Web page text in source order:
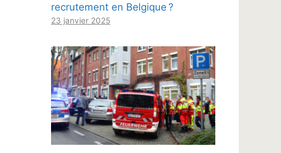
recrutement en Belgique ?
23 janvier 2025